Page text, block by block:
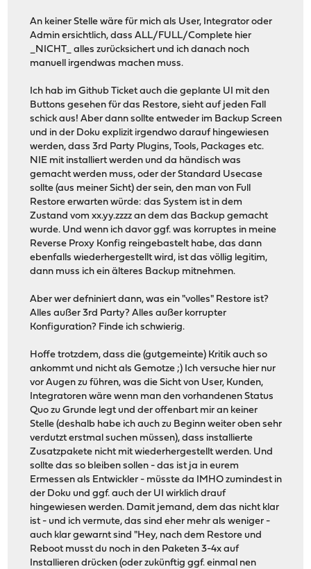
An keiner Stelle wäre für mich als User, Integrator oder
Admin ersichtlich, dass ALL/FULL/Complete hier
_NICHT_ alles zurücksichert und ich danach noch
manuell irgendwas machen muss.
Ich hab im Github Ticket auch die geplante UI mit den
Buttons gesehen für das Restore, sieht auf jeden Fall
schick aus! Aber dann sollte entweder im Backup Screen
und in der Doku explizit irgendwo darauf hingewiesen
werden, dass 3rd Party Plugins, Tools, Packages etc.
NIE mit installiert werden und da händisch was
gemacht werden muss, oder der Standard Usecase
sollte (aus meiner Sicht) der sein, den man von Full
Restore erwarten würde: das System ist in dem
Zustand vom xx.yy.zzzz an dem das Backup gemacht
wurde. Und wenn ich davor ggf. was korruptes in meine
Reverse Proxy Konfig reingebastelt habe, das dann
ebenfalls wiederhergestellt wird, ist das völlig legitim,
dann muss ich ein älteres Backup mitnehmen.
Aber wer defniniert dann, was ein "volles" Restore ist?
Alles außer 3rd Party? Alles außer korrupter
Konfiguration? Finde ich schwierig.
Hoffe trotzdem, dass die (gutgemeinte) Kritik auch so
ankommt und nicht als Gemotze ;) Ich versuche hier nur
vor Augen zu führen, was die Sicht von User, Kunden,
Integratoren wäre wenn man den vorhandenen Status
Quo zu Grunde legt und der offenbart mir an keiner
Stelle (deshalb habe ich auch zu Beginn weiter oben sehr
verdutzt erstmal suchen müssen), dass installierte
Zusatzpakete nicht mit wiederhergestellt werden. Und
sollte das so bleiben sollen - das ist ja in eurem
Ermessen als Entwickler - müsste da IMHO zumindest in
der Doku und ggf. auch der UI wirklich drauf
hingewiesen werden. Damit jemand, dem das nicht klar
ist - und ich vermute, das sind eher mehr als weniger -
auch klar gewarnt sind "Hey, nach dem Restore und
Reboot musst du noch in den Paketen 3-4x auf
Installieren drücken (oder zukünftig ggf. einmal nen